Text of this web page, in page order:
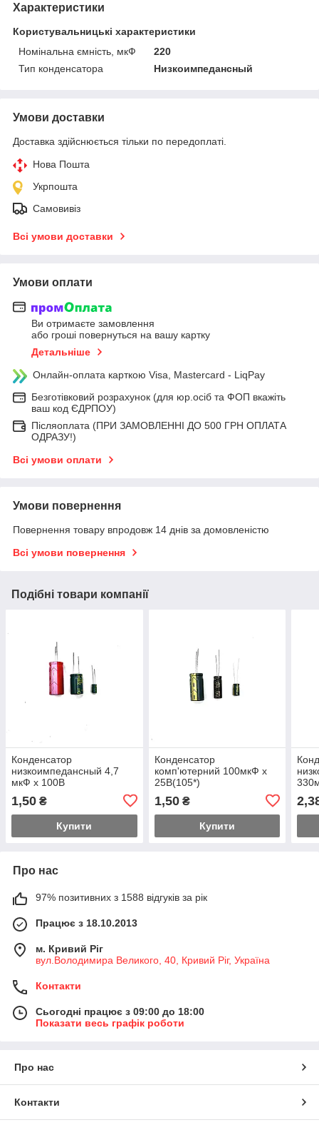
Характеристики
Користувальницькі характеристики
Номінальна ємність, мкФ
220
Тип конденсатора
Низкоимпедансный
Умови доставки
Доставка здійснюється тільки по передоплаті.
Нова Пошта
Укрпошта
Самовивіз
Всі умови доставки
Умови оплати
Ви отримаєте замовлення
або гроші повернуться на вашу картку
Детальніше
Онлайн-оплата карткою Visa, Mastercard - LiqPay
Безготівковий розрахунок (для юр.осіб та ФОП вкажіть
ваш код ЄДРПОУ)
Післяоплата (ПРИ ЗАМОВЛЕННІ ДО 500 ГРН ОПЛАТА
ОДРАЗУ!)
Всі умови оплати
Умови повернення
Повернення товару впродовж 14 днів за домовленістю
Всі умови повернення
Подібні товари компанії
Конденсатор
низкоимпедансный 4,7
мкФ х 100В
1,50 ₴
Купити
Конденсатор
комп'ютерний 100мкФ х
25В(105*)
1,50₴
Купити
Про нас
97% позитивних з 1588 відгуків за рік
Працює з 18.10.2013
м. Кривий Ріг
вул.Володимира Великого, 40, Кривий Ріг, Україна
Контакти
Сьогодні працює з 09:00 до 18:00
Показати весь графік роботи
Про нас
Контакти